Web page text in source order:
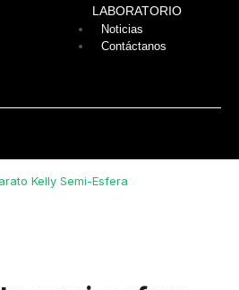
LABORATORIO
Noticias
Contáctanos
Kelly Semi-Esfera